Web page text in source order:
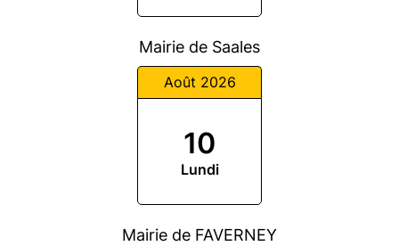
Mairie de Saales
Août 2026
10
Lundi
Mairie de FAVERNEY